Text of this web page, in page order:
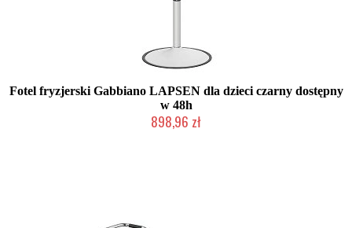
Fotel fryzjerski Gabbiano LAPSEN dla dzieci czarny dostępny
w 48h
898,96 zł